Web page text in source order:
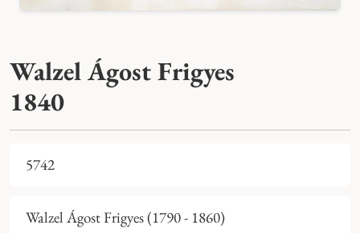
Walzel Ágost Frigyes
1840
5742
Walzel Ágost Frigyes (1790 - 1860)